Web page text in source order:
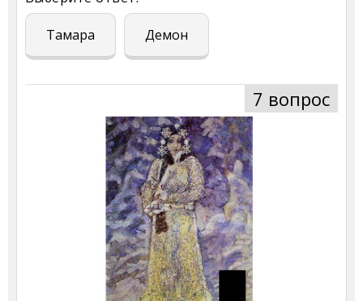
Тамара Демон
7 вопрос